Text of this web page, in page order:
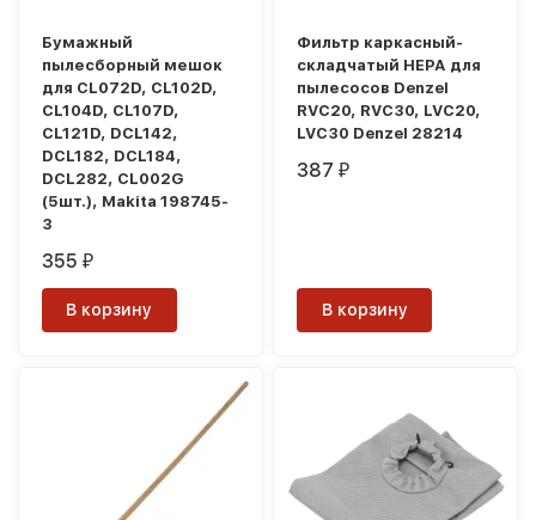
Бумажный
пылесборный мешок
для CL072D, CL102D,
CL104D, CL107D,
CL121D, DCL142,
DCL182, DCL184,
DCL282, CL002G
(5шт.), Makita 198745-
3
355₽
В корзину
Фильтр каркасный-
складчатый HEPA для
пылесосов Denzel
RVC20, RVC30, LVC20,
LVC30 Denzel 28214
387₽
В корзину